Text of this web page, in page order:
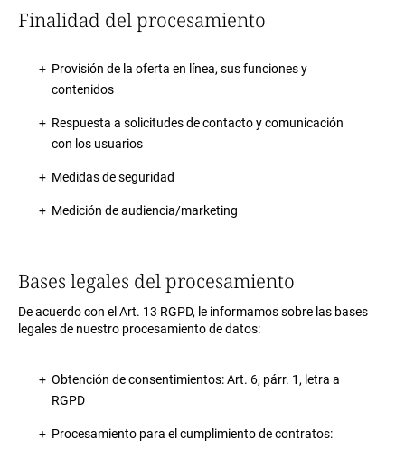
Finalidad del procesamiento
Provisión de la oferta en línea, sus funciones y
contenidos
Respuesta a solicitudes de contacto y comunicación
con los usuarios
Medidas de seguridad
Medición de audiencia/marketing
Bases legales del procesamiento
De acuerdo con el Art. 13 RGPD, le informamos sobre las bases
legales de nuestro procesamiento de datos:
Obtención de consentimientos: Art. 6, párr. 1, letra a
RGPD
Procesamiento para el cumplimiento de contratos: